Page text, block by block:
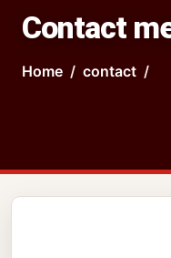
Contact
Home contact